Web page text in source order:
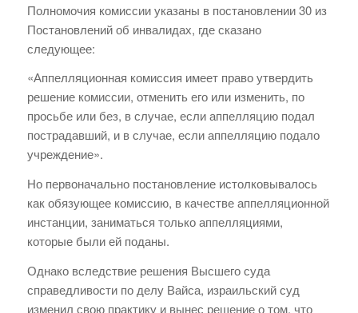
Полномочия комиссии указаны в постановлении 30 из
Постановлений об инвалидах, где сказано
следующее:
«Аппелляционная комиссия имеет право утвердить
решение комиссии, отменить его или изменить, по
просьбе или без, в случае, если аппелляцию подал
пострадавший, и в случае, если аппелляцию подало
учреждение».
Но первоначально постановление истолковывалось
как обязующее комиссию, в качестве аппелляционной
инстанции, заниматься только аппелляциями,
которые были ей поданы.
Однако вследствие решения Высшего суда
справедливости по делу Вайса, израильский суд
изменил свою практику и вынес решение о том, что